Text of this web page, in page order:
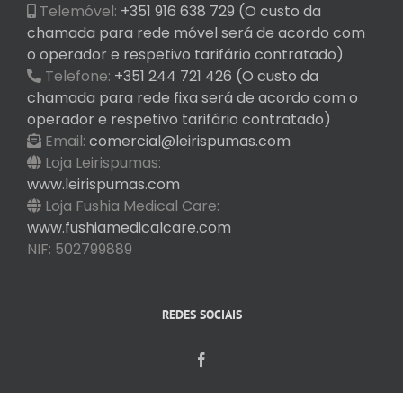
Telemóvel: +351 916 638 729 (O custo da
chamada para rede móvel será de acordo com
o operador e respetivo tarifário contratado)
Telefone: +351 244 721 426 (O custo da
chamada para rede fixa será de acordo com o
operador e respetivo tarifário contratado)
Email: comercial@leirispumas.com
Loja Leirispumas:
www.leirispumas.com
Loja Fushia Medical Care:
www.fushiamedicalcare.com
NIF: 502799889
REDES SOCIAIS